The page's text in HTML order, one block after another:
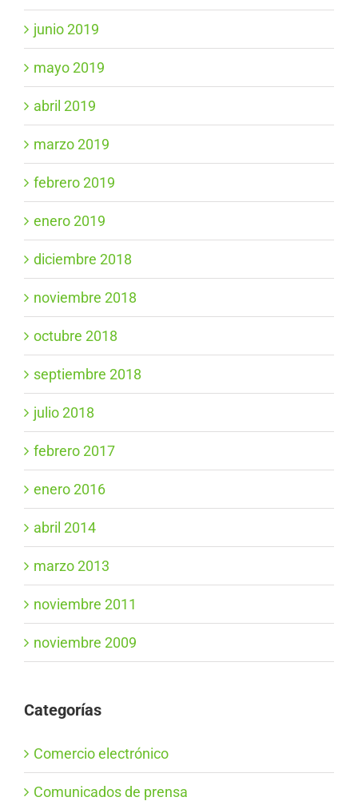
junio 2019
mayo 2019
abril 2019
marzo 2019
febrero 2019
enero 2019
diciembre 2018
noviembre 2018
octubre 2018
septiembre 2018
julio 2018
febrero 2017
enero 2016
abril 2014
marzo 2013
noviembre 2011
noviembre 2009
Categorías
Comercio electrónico
Comunicados de prensa